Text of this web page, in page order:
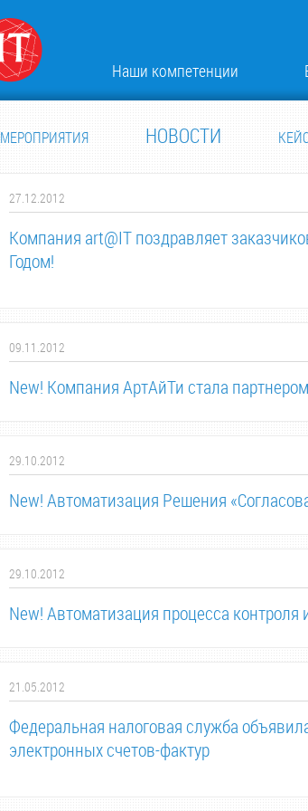
Наши компетенции
МЕРОПРИЯТИЯ НОВОСТИ
27.12.2012
Компания art@IT поздравляет
Годом!
09.11.2012
New! Компания АртАйТи стала
29.10.2012
New! Автоматизация Решения
29.10.2012
New! Автоматизация процесса контроля
21.05.2012
Федеральная налоговая служба
электронных счетов-фактур